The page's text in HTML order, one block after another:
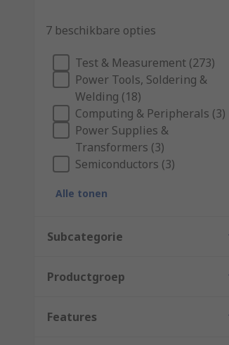
7 beschikbare opties
Test & Measurement (273)
Power Tools, Soldering &
Welding (18)
Computing & Peripherals (3)
Power Supplies &
Transformers (3)
Semiconductors (3)
Alle tonen
Subcategorie
Productgroep
Features